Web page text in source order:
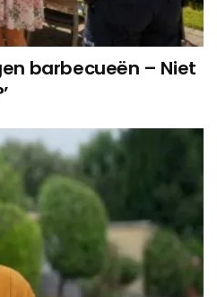
barbecueën – Niet